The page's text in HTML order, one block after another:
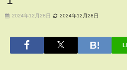
2024年12月28日 2024年12月28日